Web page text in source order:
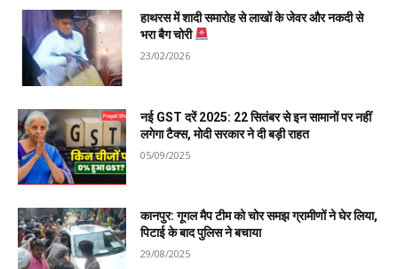
हाथरस में शादी समारोह से लाखों के जेवर और नकदी से
भरा बैग चोरी
23/02/2026
नई GST दरें 2025: 22 सितंबर से इन सामानों पर नहीं
लगेगा टैक्स, मोदी सरकार ने दी बड़ी राहत
05/09/2025
कानपुर: गूगल मैप टीम को चोर समझ ग्रामीणों ने घेर लिया,
पिटाई के बाद पुलिस ने बचाया
29/08/2025